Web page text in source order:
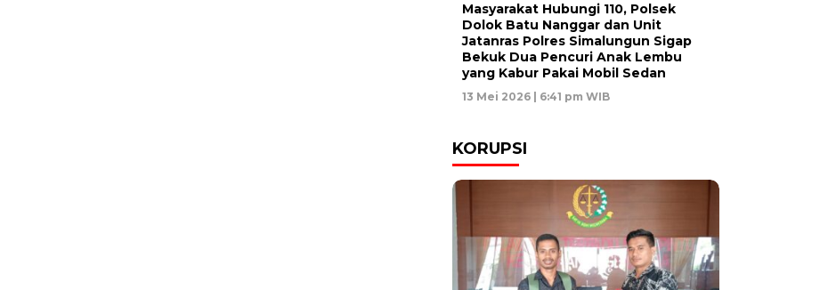
Masyarakat Hubungi 110, Polsek
Dolok Batu Nanggar dan Unit
Jatanras Polres Simalungun Sigap
Bekuk Dua Pencuri Anak Lembu
yang Kabur Pakai Mobil Sedan
13 Mei 2026 | 6:41 pm WIB
KORUPSI